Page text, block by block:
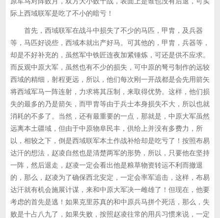
际上西域联军是吃了不小的暗亏！
首先，西域联军在战斗中损失了不少的马匹，甲胄，及兵器
等，马匹好说些，西域本就出产好马。可其他的，甲胄，兵器等，
却是不好补充的，虽然军中铁匠连夜加紧锤炼，可还是供不应求。
而反观中原大军，虽然也有不少的损失，可中原的弩弓制作的远较
西域的精细，射程更远，所以，他们每次刚一开战都是会先用箭矢
将西域军马一阵连射，力求将其压制，来取得优势。这样，他们损
失的最多的乃是箭矢，而甲胄等由于兵士本身损失不大，所以也就
消耗的不多了。当然，还有最重要的一点，那就是，中原大军虽然
远离本土疆域，但由于中原物阜民丰，供给上并没有多费力，所
以，相较之下，倒是西域联军本土作战补给却是吃亏了！按照布易
达汗的想法，赵凌自然也是清楚两军的形势，所以，只要他在坚持
一阵，然后退走，赵凌一定会看出他是粮草物资转运不利而撤退
的，那么，赵凌为了确保西北安定，一定会率军追击，这样，布易
达汗就有机会施展计谋，来和中原大军决一雌雄了！但现在，他要
考虑的首先是逃！如果克里苏真的和中原兵马拼个死活，那么，失
败是十占八九了，如果失败，按照赵凌往常的用兵习惯来说，一定